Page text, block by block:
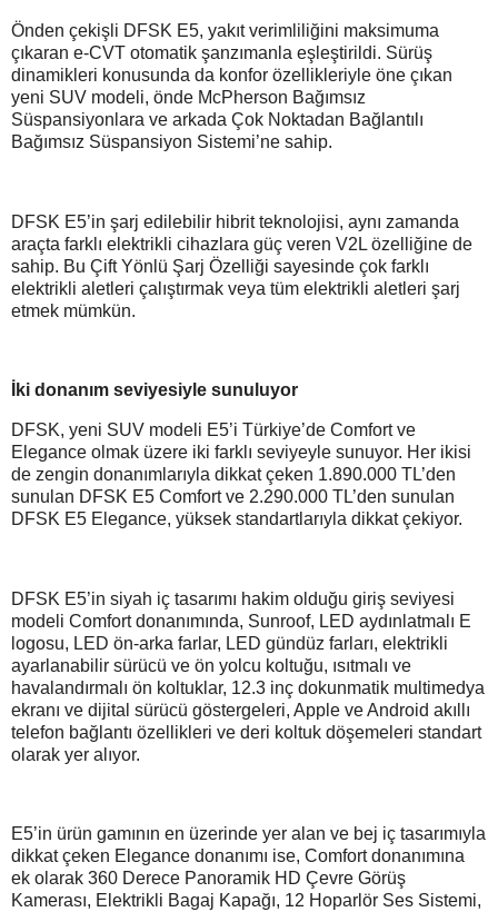
Önden çekişli DFSK E5, yakıt verimliliğini maksimuma
çıkaran e-CVT otomatik şanzımanla eşleştirildi. Sürüş
dinamikleri konusunda da konfor özellikleriyle öne çıkan
yeni SUV modeli, önde McPherson Bağımsız
Süspansiyonlara ve arkada Çok Noktadan Bağlantılı
Bağımsız Süspansiyon Sistemi’ne sahip.
DFSK E5’in şarj edilebilir hibrit teknolojisi, aynı zamanda
araçta farklı elektrikli cihazlara güç veren V2L özelliğine de
sahip. Bu Çift Yönlü Şarj Özelliği sayesinde çok farklı
elektrikli aletleri çalıştırmak veya tüm elektrikli aletleri şarj
etmek mümkün.
İki donanım seviyesiyle sunuluyor
DFSK, yeni SUV modeli E5’i Türkiye’de Comfort ve
Elegance olmak üzere iki farklı seviyeyle sunuyor. Her ikisi
de zengin donanımlarıyla dikkat çeken 1.890.000 TL’den
sunulan DFSK E5 Comfort ve 2.290.000 TL’den sunulan
DFSK E5 Elegance, yüksek standartlarıyla dikkat çekiyor.
DFSK E5’in siyah iç tasarımı hakim olduğu giriş seviyesi
modeli Comfort donanımında, Sunroof, LED aydınlatmalı E
logosu, LED ön-arka farlar, LED gündüz farları, elektrikli
ayarlanabilir sürücü ve ön yolcu koltuğu, ısıtmalı ve
havalandırmalı ön koltuklar, 12.3 inç dokunmatik multimedya
ekranı ve dijital sürücü göstergeleri, Apple ve Android akıllı
telefon bağlantı özellikleri ve deri koltuk döşemeleri standart
olarak yer alıyor.
E5’in ürün gamının en üzerinde yer alan ve bej iç tasarımıyla
dikkat çeken Elegance donanımı ise, Comfort donanımına
ek olarak 360 Derece Panoramik HD Çevre Görüş
Kamerası, Elektrikli Bagaj Kapağı, 12 Hoparlör Ses Sistemi,